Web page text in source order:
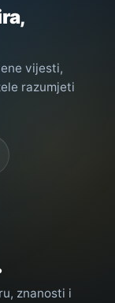
vijesti,
razumjeti
znanosti i